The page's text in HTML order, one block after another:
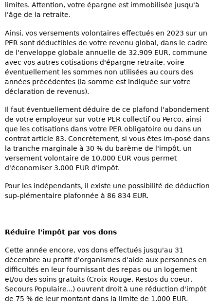
limites. Attention, votre épargne est immobilisée jusqu'à
l'âge de la retraite.
Ainsi, vos versements volontaires effectués en 2023 sur un
PER sont déductibles de votre revenu global, dans le cadre
de l'enveloppe globale annuelle de 32.909 EUR, commune
avec vos autres cotisations d'épargne retraite, voire
éventuellement les sommes non utilisées au cours des
années précédentes (la somme est indiquée sur votre
déclaration de revenus).
Il faut éventuellement déduire de ce plafond l'abondement
de votre employeur sur votre PER collectif ou Perco, ainsi
que les cotisations dans votre PER obligatoire ou dans un
contrat article 83. Concrètement, si vous êtes im-posé dans
la tranche marginale à 30 % du barème de l'impôt, un
versement volontaire de 10.000 EUR vous permet
d'économiser 3.000 EUR d'impôt.
Pour les indépendants, il existe une possibilité de déduction
sup-plémentaire plafonnée à 86 834 EUR.
Réduire l'impôt par vos dons
Cette année encore, vos dons effectués jusqu'au 31
décembre au profit d'organismes d'aide aux personnes en
difficultés en leur fournissant des repas ou un logement
et/ou des soins gratuits (Croix-Rouge, Restos du coeur,
Secours Populaire...) ouvrent droit à une réduction d'impôt
de 75 % de leur montant dans la limite de 1.000 EUR.